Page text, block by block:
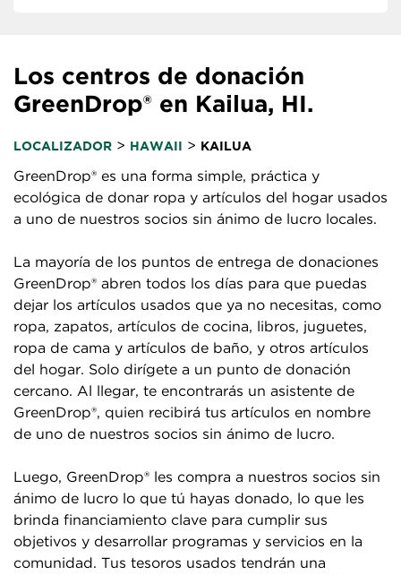
Los centros de donación
GreenDrop® en Kailua, HI.
LOCALIZADOR > HAWAII > KAILUA
GreenDrop® es una forma simple, práctica y
ecológica de donar ropa y artículos del hogar usados
a uno de nuestros socios sin ánimo de lucro locales.
La mayoría de los puntos de entrega de donaciones
GreenDrop® abren todos los días para que puedas
dejar los artículos usados que ya no necesitas, como
ropa, zapatos, artículos de cocina, libros, juguetes,
ropa de cama y artículos de baño, y otros artículos
del hogar. Solo dirígete a un punto de donación
cercano. Al llegar, te encontrarás un asistente de
GreenDrop®, quien recibirá tus artículos en nombre
de uno de nuestros socios sin ánimo de lucro.
Luego, GreenDrop® les compra a nuestros socios sin
ánimo de lucro lo que tú hayas donado, lo que les
brinda financiamiento clave para cumplir sus
objetivos y desarrollar programas y servicios en la
comunidad. Tus tesoros usados tendrán una